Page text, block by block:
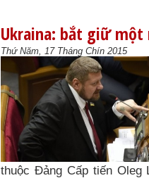
Ukraina: bắt giữ một
Thứ Năm, 17 Tháng Chín 2015
thuộc Đảng Cấp tiến Oleg